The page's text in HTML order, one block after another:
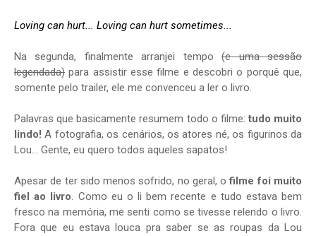
Loving can hurt... Loving can hurt sometimes...
Na segunda, finalmente arranjei tempo(e uma sessão
legendada) para assistir esse filme e descobri o porquê que,
somente pelo trailer, ele me convenceu a ler o livro.
Palavras que basicamente resumem todo o filme: tudo muito
lindo! A fotografia, os cenários, os atores né, os figurinos da
Lou... Gente, eu quero todos aqueles sapatos!
Apesar de ter sido menos sofrido, no geral, ofilme foi muito
fiel ao livro. Como eu o li bem recente e tudo estava bem
fresco na memória, me senti como se tivesse relendo o livro.
Fora que eu estava louca pra saber se as roupas da Lou